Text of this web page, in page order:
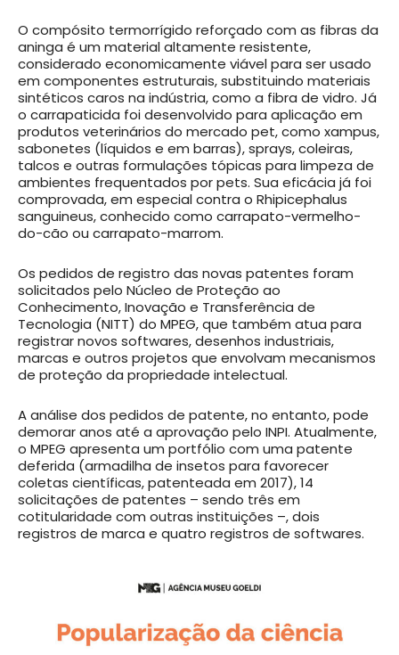
O compósito termorrígido reforçado com as fibras da
aninga é um material altamente resistente,
considerado economicamente viável para ser usado
em componentes estruturais, substituindo materiais
sintéticos caros na indústria, como a fibra de vidro. Já
o carrapaticida foi desenvolvido para aplicação em
produtos veterinários do mercado pet, como xampus,
sabonetes (líquidos e em barras), sprays, coleiras,
talcos e outras formulações tópicas para limpeza de
ambientes frequentados por pets. Sua eficácia já foi
comprovada, em especial contra o Rhipicephalus
sanguineus, conhecido como carrapato-vermelho-
do-cão ou carrapato-marrom.
Os pedidos de registro das novas patentes foram
solicitados pelo Núcleo de Proteção ao
Conhecimento, Inovação e Transferência de
Tecnologia (NITT) do MPEG, que também atua para
registrar novos softwares, desenhos industriais,
marcas e outros projetos que envolvam mecanismos
de proteção da propriedade intelectual.
A análise dos pedidos de patente, no entanto, pode
demorar anos até a aprovação pelo INPI. Atualmente,
o MPEG apresenta um portfólio com uma patente
deferida (armadilha de insetos para favorecer
coletas científicas, patenteada em 2017), 14
solicitações de patentes – sendo três em
cotitularidade com outras instituições –, dois
registros de marca e quatro registros de softwares.